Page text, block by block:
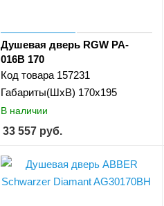
Душевая дверь RGW PA-
016B 170
Код товара 157231
Габариты(ШхВ) 170х195
В наличии
33 557руб.